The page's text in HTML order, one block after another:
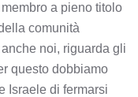
a pieno titolo
comunità
noi, riguarda gli
questo dobbiamo
Israele di fermarsi